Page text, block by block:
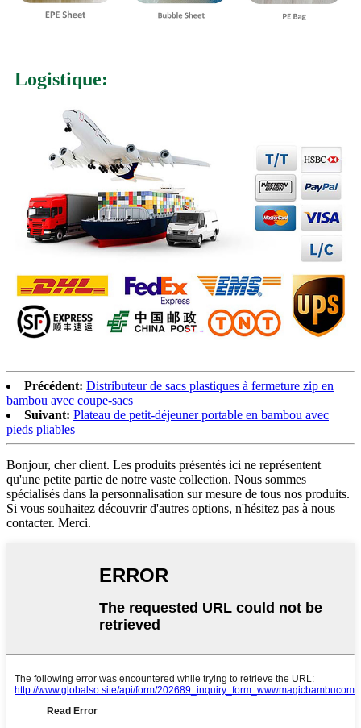
Logistique:
Précédent: Distributeur de sacs plastiques à fermeture zip en
bambou avec coupe-sacs
Suivant: Plateau de petit-déjeuner portable en bambou avec
pieds pliables
Bonjour, cher client. Les produits présentés ici ne représentent
qu'une petite partie de notre vaste collection. Nous sommes
spécialisés dans la personnalisation sur mesure de tous nos produits.
Si vous souhaitez découvrir d'autres options, n'hésitez pas à nous
contacter. Merci.